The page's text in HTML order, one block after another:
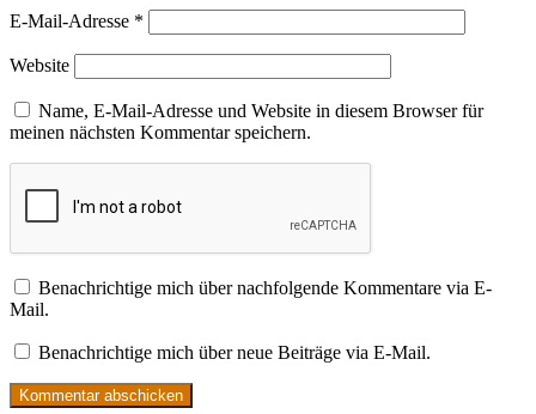
E-Mail-Adresse *
Website
Name, E-Mail-Adresse und Website in diesem Browser für
meinen nächsten Kommentar speichern.
Benachrichtige mich über nachfolgende Kommentare via E-
Mail.
Benachrichtige mich über neue Beiträge via E-Mail.